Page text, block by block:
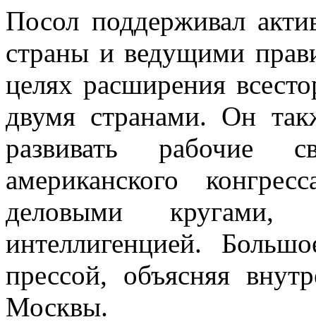
Посол поддерживал
страны и ведущими
целях расширения
двумя странами. Он
развивать рабочие
американского
деловыми
интеллигенцией.
прессой, объясняя
Москвы.